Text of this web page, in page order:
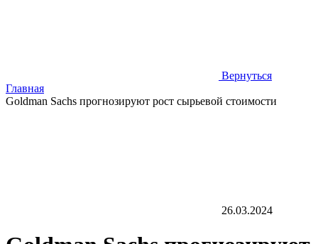
Вернуться
Главная
Goldman Sachs прогнозируют рост сырьевой стоимости
26.03.2024